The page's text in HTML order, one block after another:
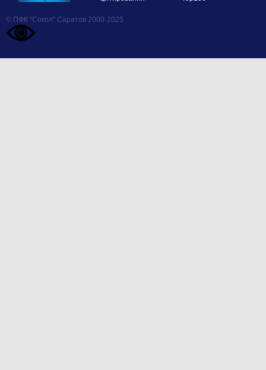
© ПФК "Сокол" Саратов 2000-2025